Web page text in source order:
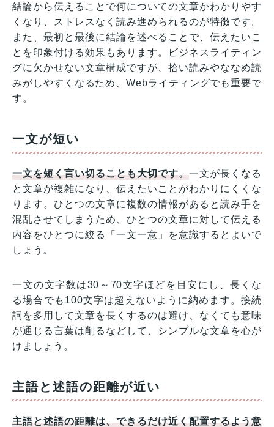
結論から伝えることで何についての文章かわかりやす
くなり、ストレスなく読み進められるのが特徴です。
また、最初と最後に結論を述べることで、伝えたいこ
とを印象付ける効果もあります。ビジネスライティン
グに欠かせない文章構成ですが、拾い読みやななめ読
みがしやすくなるため、Webライティングでも重要で
す。
一文が短い
一文を短く言い切ることも大切です。一文が長くなる
と文章が複雑になり、伝えたいことがわかりにくくな
ります。ひとつの文章に複数の情報があると読み手を
混乱させてしまうため、ひとつの文章に対して伝える
内容をひとつに絞る「一文一意」を意識するとよいで
しょう。
一文の文字数は30～70文字ほどを目安にし、長くな
る場合でも100文字は超えないように納めます。接続
詞を多用して文章を長くするのは避け、なくても意味
が通じる言葉は削るなどして、シンプルな文章を心が
けましょう。
主語と述語の距離が近い
主語と述語の距離は、できるだけ近く配置するよう意